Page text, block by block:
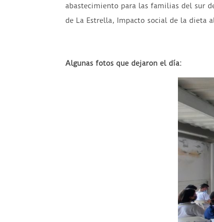
abastecimiento para las familias del sur
de La Estrella, Impacto social de la dieta
Algunas fotos que dejaron el día: